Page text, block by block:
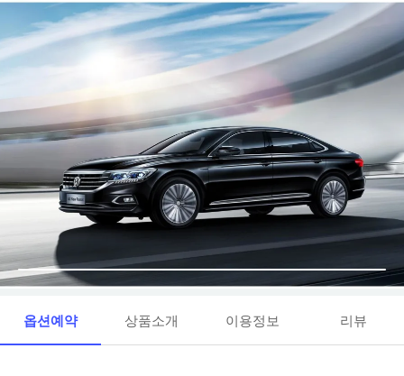
옵션예약 상품소개 이용정보 리뷰